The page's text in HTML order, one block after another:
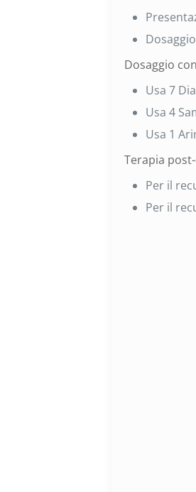
Dosaggio
Usa 7
Usa 4
Usa 1
Terapia post-
Per il
Per il